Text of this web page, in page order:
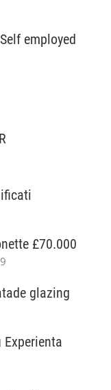
employed
£70.000
glazing